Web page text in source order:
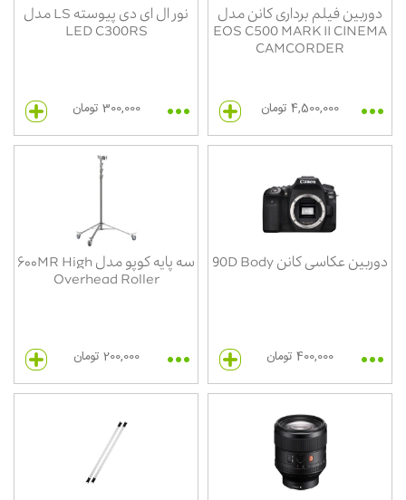
دوربین فیلم برداری کانن مدل
EOS C500 MARK II CINEMA
CAMCORDER
4,500,000 تومان
نور ال ای دی پیوسته LS مدل
LED C300RS
300,000 تومان
دوربین عکاسی کانن 90D Body
400,000 تومان
سه پایه کوپو مدل ۶۰۰MR High
Overhead Roller
200,000 تومان